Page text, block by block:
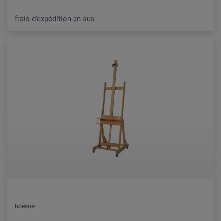
frais d'expédition en sus
boesner